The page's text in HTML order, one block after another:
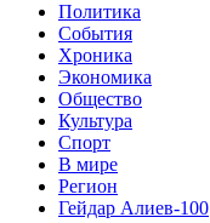
Политика
События
Хроника
Экономика
Общество
Культура
Спорт
В мире
Регион
Гейдар Алиев-100